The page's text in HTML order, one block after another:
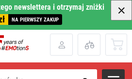
newslettera i otrzymaj zniżki
NA PIERWSZY ZAKUP